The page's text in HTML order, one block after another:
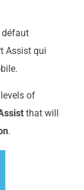
défaut
Assist qui
of
that will
.